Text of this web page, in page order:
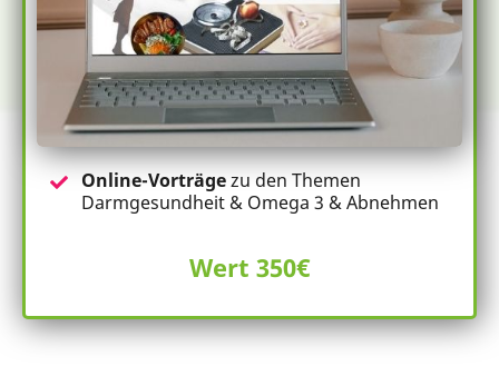
Online-Vorträgezu den Themen
Darmgesundheit & Omega 3 & Abnehmen
Wert 350€